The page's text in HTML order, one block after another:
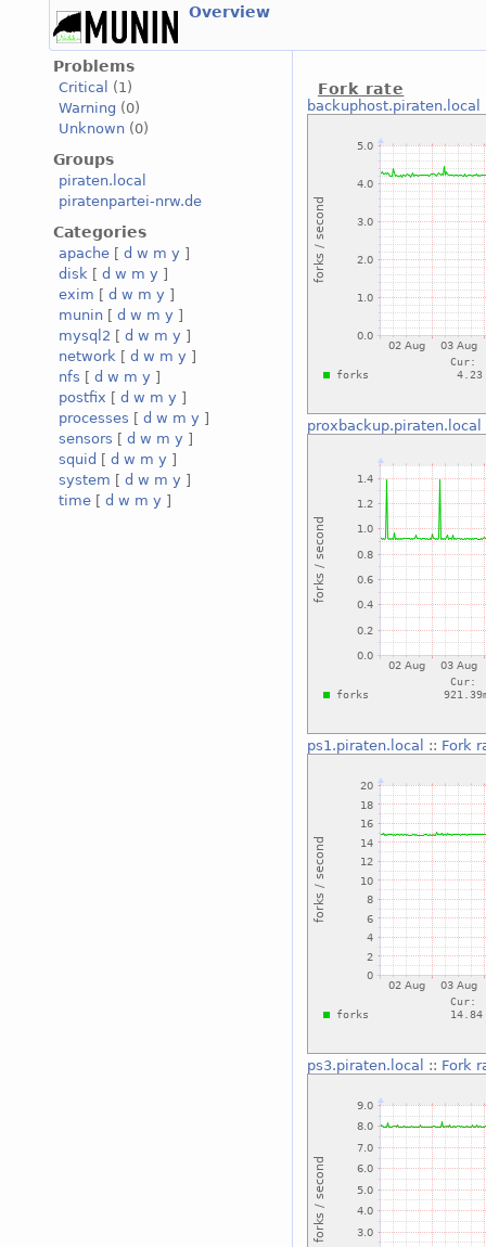
Overview
Problems
Critical
(1)
Warning (0)
Unknown (0)
Groups
piraten.local
piratenpartei-nrw.de
Categories
apache [ d w m y ]
disk [ d w m y ]
exim [ d w m y ]
munin [ d w m y ]
mysql2 [ d w m y ]
network [ d w m y ]
nfs [ d w m y ]
postfix [ d w m y ]
processes [ d w m y ]
sensors [ d w m y ]
squid [ d w m y ]
system [ d w m y ]
time [ d w m y ]
Fork rate
backuphost.piraten.local
proxbackup.piraten.local
ps1.piraten.local :: Fork
ps3.piraten.local :: Fork